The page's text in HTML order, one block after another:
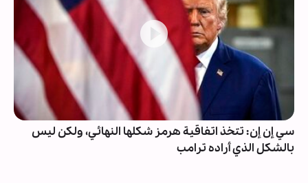
سي إن إن: تتخذ اتفاقية هرمز شكلها النهائي، ولكن ليس
بالشكل الذي أراده ترامب